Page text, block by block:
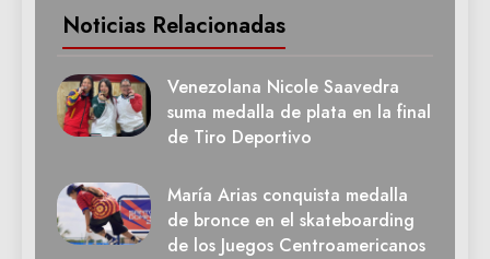
Noticias Relacionadas
Venezolana Nicole Saavedra
suma medalla de plata en la final
de Tiro Deportivo
María Arias conquista medalla
de bronce en el skateboarding
de los Juegos Centroamericanos